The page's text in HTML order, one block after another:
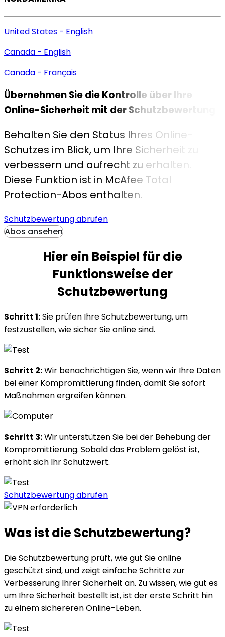
United States - English
Canada - English
Canada - Français
Übernehmen Sie die Kontrolle über Ihre
Online-Sicherheit mit derSchutzbewertung
Behalten Sie den Status Ihres Online-
Schutzes im Blick, um Ihre Sicherheit zu
verbessern und aufrecht zu erhalten.
Diese Funktion ist in McAfee Total
Protection-Abos enthalten.
Schutzbewertung abrufen
Abos ansehen
Hier ein Beispiel für die
Funktionsweiseder
Schutzbewertung
Schritt 1:Sie prüfen Ihre Schutzbewertung, um
festzustellen, wie sicher Sie online sind.
Schritt 2:Wir benachrichtigen Sie, wenn wir Ihre Daten
bei einer Kompromittierung finden, damit Sie sofort
Maßnahmen ergreifen können.
Schritt 3:Wir unterstützen Sie bei der Behebung der
Kompromittierung. Sobald das Problem gelöst ist,
erhöht sich Ihr Schutzwert.
Schutzbewertung abrufen
Was ist die Schutzbewertung?
Die Schutzbewertung prüft, wie gut Sie online
geschützt sind, und zeigt einfache Schritte zur
Verbesserung Ihrer Sicherheit an. Zu wissen, wie gut es
um Ihre Sicherheit bestellt ist, ist der erste Schritt hin
zu einem sichereren Online-Leben.